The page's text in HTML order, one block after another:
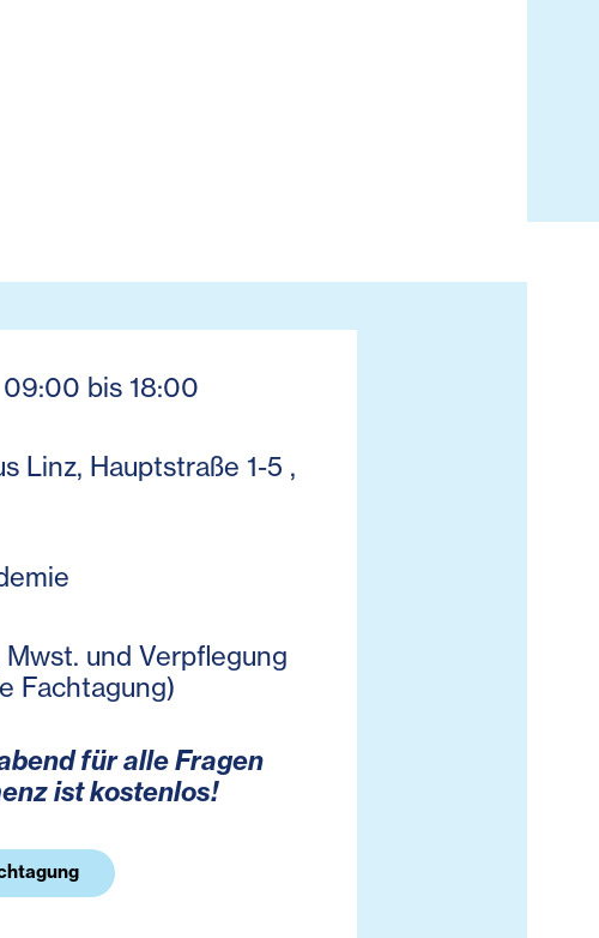
09:00 bis 18:00
Linz, Hauptstraße 1-5 ,
und Verpflegung
Fachtagung)
für alle Fragen
ist kostenlos!